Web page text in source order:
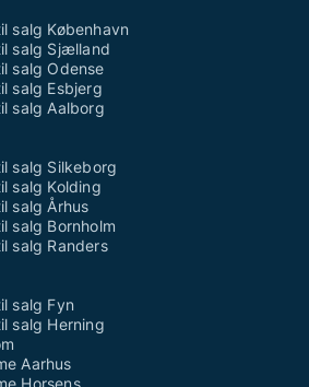
salg København
salg Sjælland
salg Odense
salg Esbjerg
salg Aalborg
salg Silkeborg
salg Kolding
salg Århus
salg Bornholm
salg Randers
salg Fyn
salg Herning
Aarhus